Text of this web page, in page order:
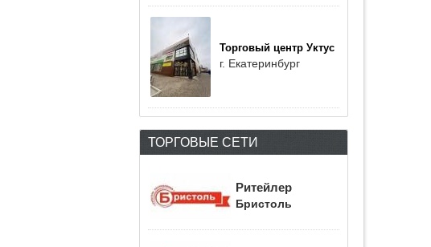
Торговый центр Уктус
г. Екатеринбург
ТОРГОВЫЕ СЕТИ
Ритейлер
Бристоль